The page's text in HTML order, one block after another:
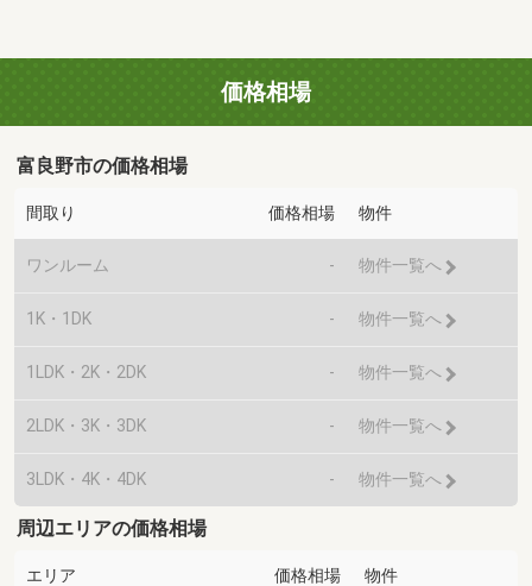
価格相場
富良野市の価格相場
間取り 価格相場 物件
ワンルーム - 物件一覧へ
1K・1DK - 物件一覧へ
1LDK・2K・2DK - 物件一覧へ
2LDK・3K・3DK - 物件一覧へ
3LDK・4K・4DK - 物件一覧へ
周辺エリアの価格相場
エリア 価格相場 物件